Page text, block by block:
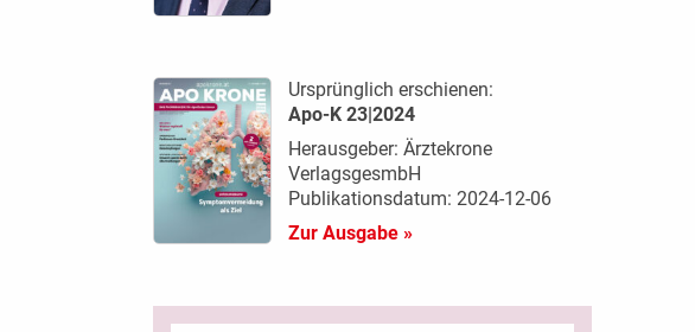
Ursprünglich erschienen:
Apo-K 23|2024
Herausgeber: Ärztekrone
VerlagsgesmbH
Publikationsdatum: 2024-12-06
Zur Ausgabe »